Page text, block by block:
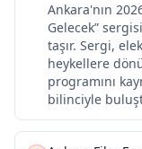
Ankara'nın
Gelecek”
taşır. Sergi,
heykellere
programını
bilinciyle